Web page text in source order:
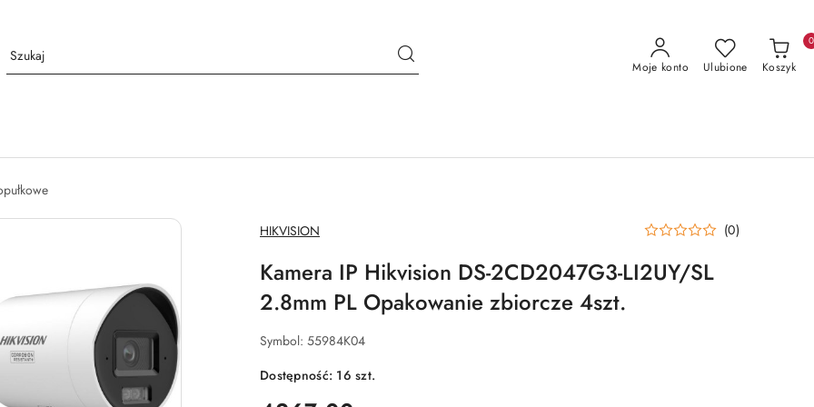
Moje konto Ulubione Koszyk
0
NAZWA
PRODUCENTA:
HIKVISION (0)
Kamera IP Hikvision DS-2CD2047G3-LI2UY/SL
2.8mm PL Opakowanie zbiorcze 4szt.
Symbol: 55984K04
Dostępność: 16szt.